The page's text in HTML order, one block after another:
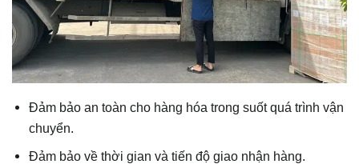
Đảm bảo an toàn cho hàng hóa trong suốt quá trình vận
chuyển.
Đảm bảo về thời gian và tiến độ giao nhận hàng.